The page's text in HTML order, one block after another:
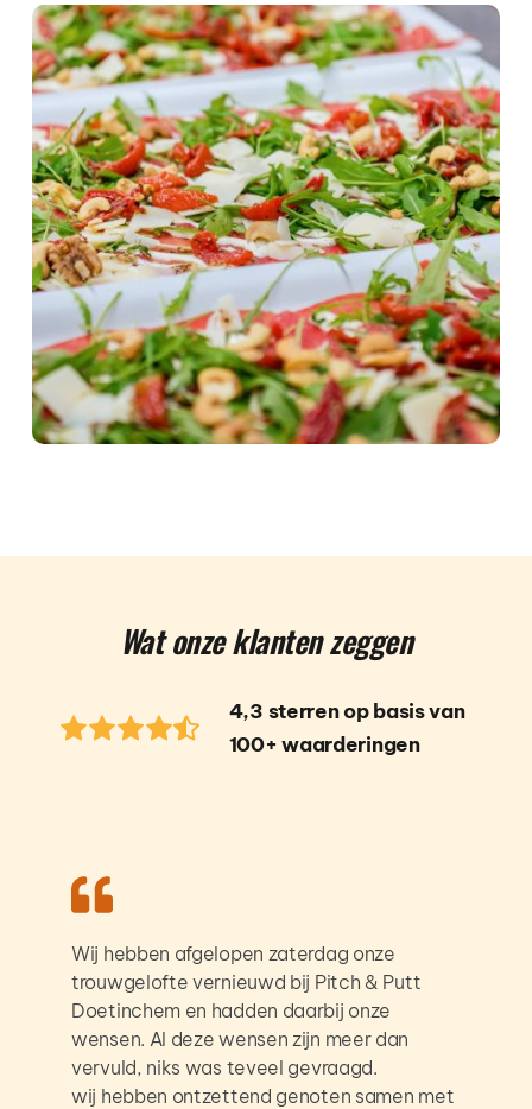
Wat onze klanten zeggen
4,3 sterren op basis van
100+ waarderingen
Wij hebben afgelopen zaterdag onze
trouwgelofte vernieuwd bij Pitch & Putt
Doetinchem en hadden daarbij onze
wensen. Al deze wensen zijn meer dan
vervuld, niks was teveel gevraagd.
wij hebben ontzettend genoten samen met